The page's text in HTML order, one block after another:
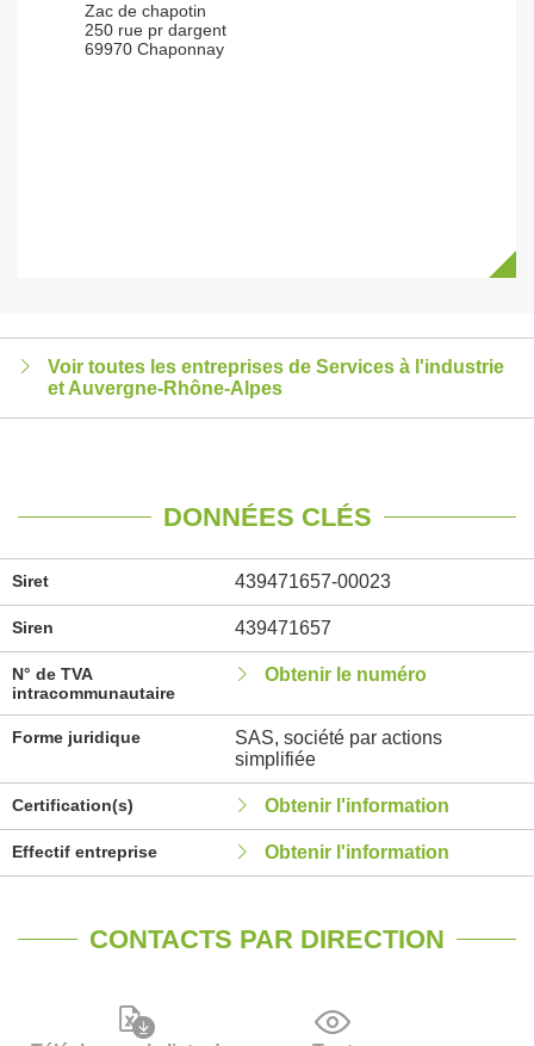
Zac de chapotin
250 rue pr dargent
69970 Chaponnay
Voir toutes les entreprises de Services à l'industrie
et Auvergne-Rhône-Alpes
DONNÉES CLÉS
Siret 439471657-00023
Siren 439471657
N° de TVA
intracommunautaire
Obtenir le numéro
Forme juridique
SAS, société par actions
simplifiée
Certification(s) Obtenir l'information
Effectif entreprise Obtenir l'information
CONTACTS PAR DIRECTION